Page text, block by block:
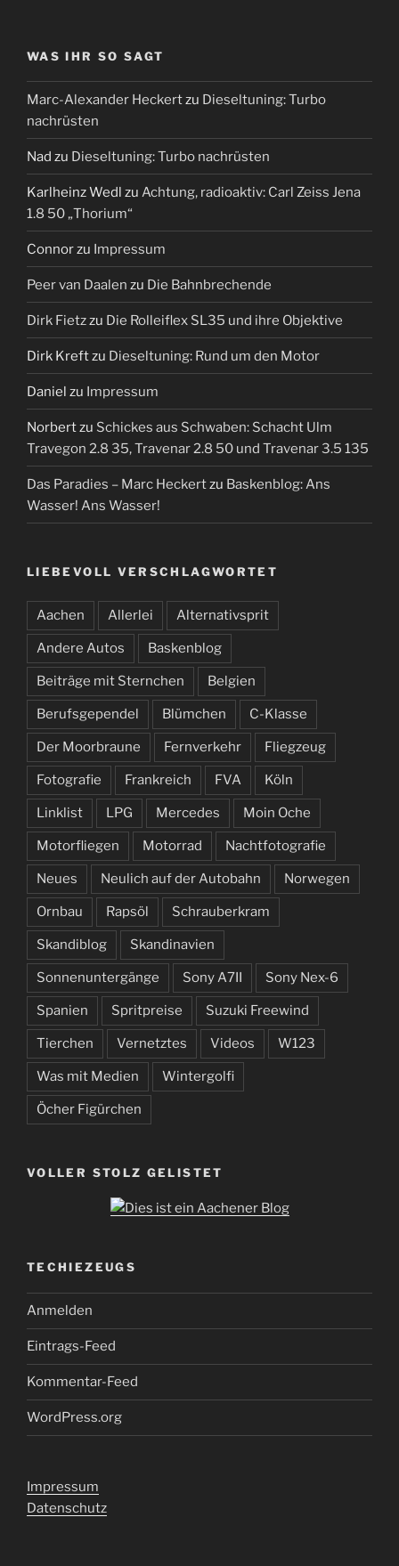
WAS IHR SO SAGT
Marc-Alexander Heckertzu Dieseltuning: Turbo
nachrüsten
Nad zu Dieseltuning: Turbo nachrüsten
Karlheinz Wedl zu Achtung, radioaktiv: Carl Zeiss Jena
1.8 50 „Thorium“
Connorzu Impressum
Peer van Daalen zu Die Bahnbrechende
Dirk Fietzzu Die Rolleiflex SL35 und ihre Objektive
Dirk Kreftzu Dieseltuning: Rund um den Motor
Daniel zu Impressum
Norbertzu Schickes aus Schwaben: Schacht Ulm
Travegon 2.8 35, Travenar 2.8 50 und Travenar 3.5 135
Das Paradies – Marc Heckertzu Baskenblog: Ans
Wasser! Ans Wasser!
LIEBEVOLL VERSCHLAGWORTET
Aachen Allerlei Alternativsprit
Andere Autos Baskenblog
Beiträge mit Sternchen Belgien
Berufsgependel Blümchen C-Klasse
Der Moorbraune Fernverkehr Fliegzeug
Fotografie Frankreich FVA Köln
Linklist LPG Mercedes Moin Oche
Motorfliegen Motorrad Nachtfotografie
Neues Neulich auf der Autobahn Norwegen
Ornbau Rapsöl Schrauberkram
Skandiblog Skandinavien
Sonnenuntergänge Sony A7II Sony Nex-6
Spanien Spritpreise Suzuki Freewind
Tierchen Vernetztes Videos W123
Was mit Medien Wintergolfi
Öcher Figürchen
VOLLER STOLZ GELISTET
TECHIEZEUGS
Anmelden
Eintrags-Feed
Kommentar-Feed
WordPress.org
Impressum
Datenschutz